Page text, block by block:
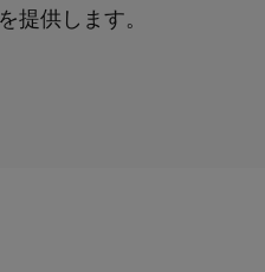
提供します。